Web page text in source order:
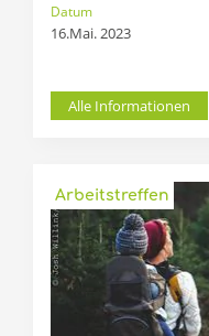
Alle Informationen
Datum
16.Mai. 2023
Arbeitstreffen